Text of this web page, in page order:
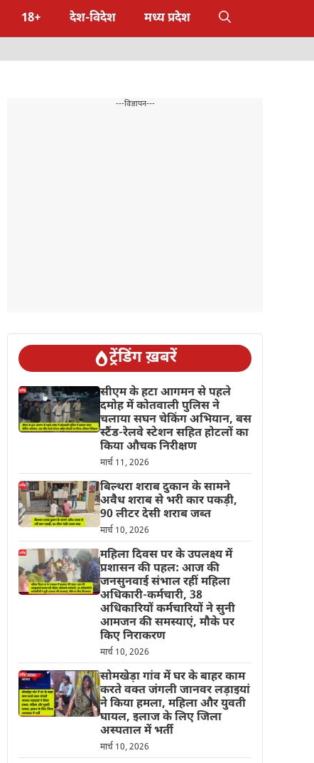
18+ देश-विदेश मध्य प्रदेश
---विज्ञापन---
ट्रेंडिंग ख़बरें
सीएम के हटा आगमन से पहले
दमोह में कोतवाली पुलिस ने
चलाया सघन चेकिंग अभियान, बस
स्टैंड-रेलवे स्टेशन सहित होटलों का
किया औचक निरीक्षण
मार्च 11, 2026
बिल्थरा शराब दुकान के सामने
अवैध शराब से भरी कार पकड़ी,
90 लीटर देसी शराब जब्त
मार्च 10, 2026
महिला दिवस पर के उपलक्ष्य में
प्रशासन की पहल: आज की
जनसुनवाई संभाल रहीं महिला
अधिकारी-कर्मचारी, 38
अधिकारियों कर्मचारियों ने सुनी
आमजन की समस्याएं, मौके पर
किए निराकरण
मार्च 10, 2026
सोमखेड़ा गांव में घर के बाहर काम
करते वक्त जंगली जानवर लड़ाइयां
ने किया हमला, महिला और युवती
घायल, इलाज के लिए जिला
अस्पताल में भर्ती
मार्च 10, 2026